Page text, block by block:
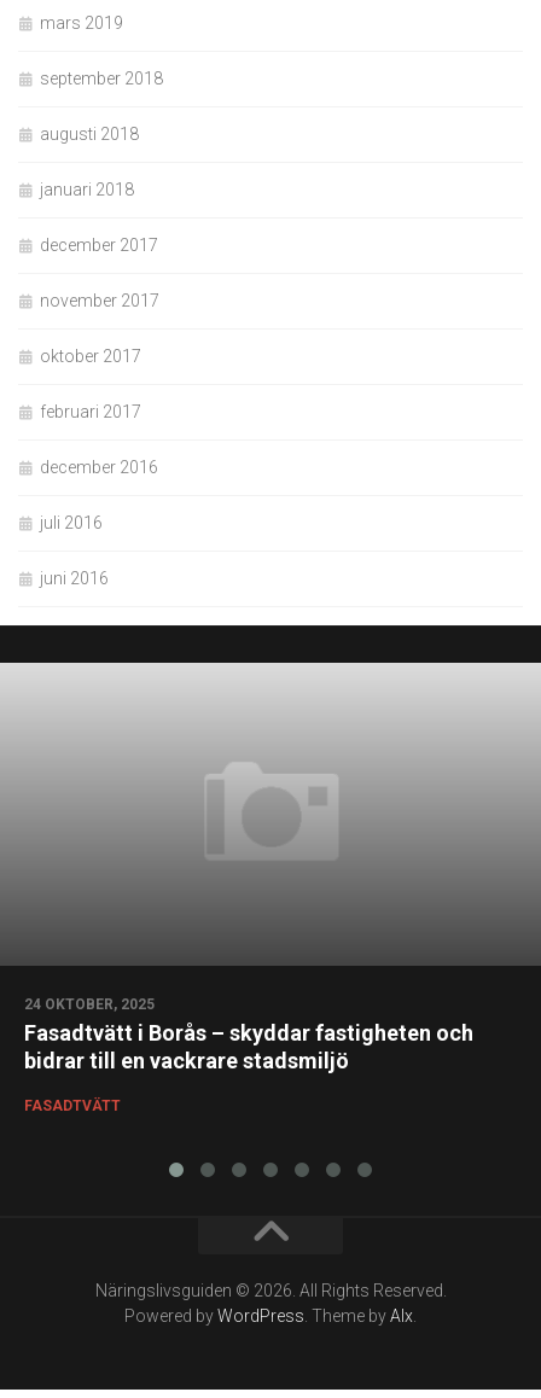
mars 2019
september 2018
augusti 2018
januari 2018
december 2017
november 2017
oktober 2017
februari 2017
december 2016
juli 2016
juni 2016
24 OKTOBER, 2025
Fasadtvätt i Borås – skyddar fastigheten och
bidrar till en vackrare stadsmiljö
FASADTVÄTT
Näringslivsguiden © 2026. All Rights Reserved.
Powered byWordPress. Theme byAlx.